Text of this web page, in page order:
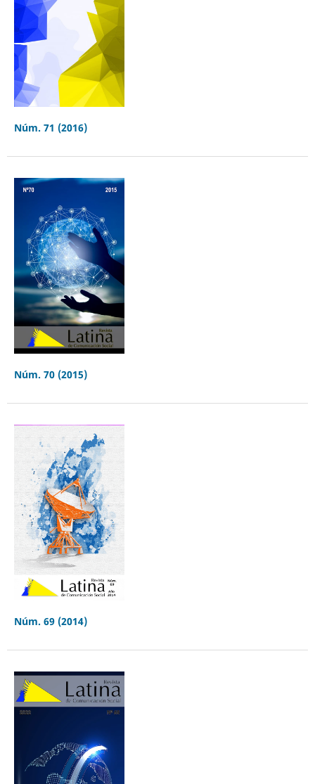
Núm. 71 (2016)
Núm. 70 (2015)
Núm. 69 (2014)